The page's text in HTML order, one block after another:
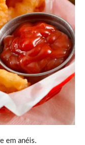
em anéis.